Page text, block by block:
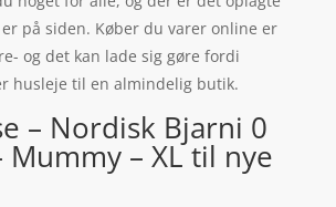
på siden. Køber du varer online er
og det kan lade sig gøre fordi
husleje til en almindelig butik.
– Nordisk Bjarni 0
Mummy – XL til nye